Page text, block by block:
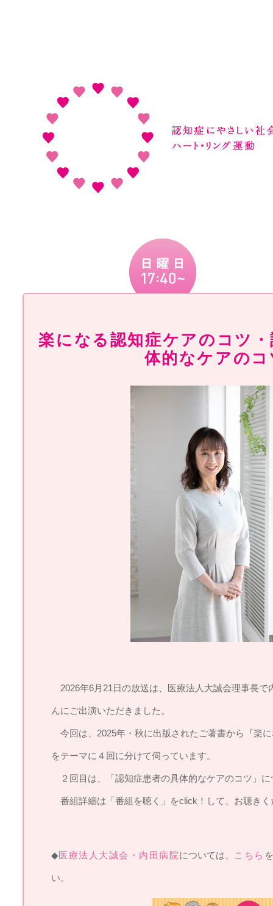
楽になる認知症ケアのコツ
体的なケアのコ
2026年6月21日の放送は、医療法人大誠会理事長で
んにご出演いただきました。
今回は、2025年・秋に出版されたご著書から『楽
をテーマに４回に分けて伺っています。
２回目は、「認知症患者の具体的なケアのコツ」に
番組詳細は「番組を聴く」をclick！して、お聴きく
◆医療法人大誠会・内田病院については、 こちら
い。